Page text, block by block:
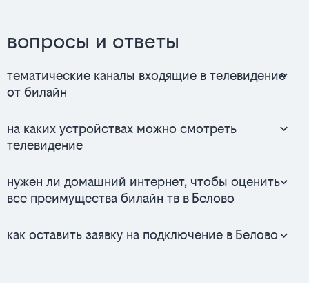
вопросы и ответы
тематические каналы входящие в телевидение
от билайн
на каких устройствах можно смотреть
телевидение
нужен ли домашний интернет, чтобы оценить
все преимущества билайн тв в Белово
как оставить заявку на подключение в Белово